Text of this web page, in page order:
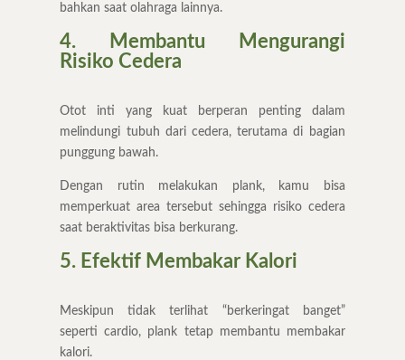
bahkan saat olahraga lainnya.
4. Membantu Mengurangi
Risiko Cedera
Otot inti yang kuat berperan penting dalam
melindungi tubuh dari cedera, terutama di bagian
punggung bawah.
Dengan rutin melakukan plank, kamu bisa
memperkuat area tersebut sehingga risiko cedera
saat beraktivitas bisa berkurang.
5. Efektif Membakar Kalori
Meskipun tidak terlihat “berkeringat banget”
seperti cardio, plank tetap membantu membakar
kalori.